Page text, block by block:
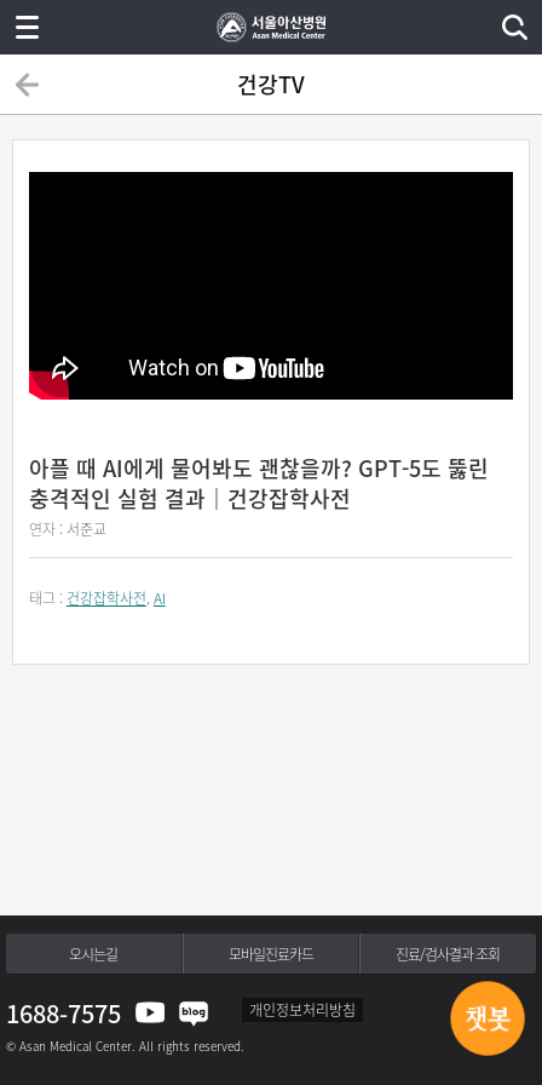
건강TV
아플 때 AI에게 물어봐도 괜찮을까? GPT-5도 뚫린
충격적인 실험 결과｜건강잡학사전
연자 : 서준교
태그 : 건강잡학사전, AI
오시는길 모바일진료카드 진료/검사결과 조회
1688-7575 개인정보처리방침
© Asan Medical Center. All rights reserved.